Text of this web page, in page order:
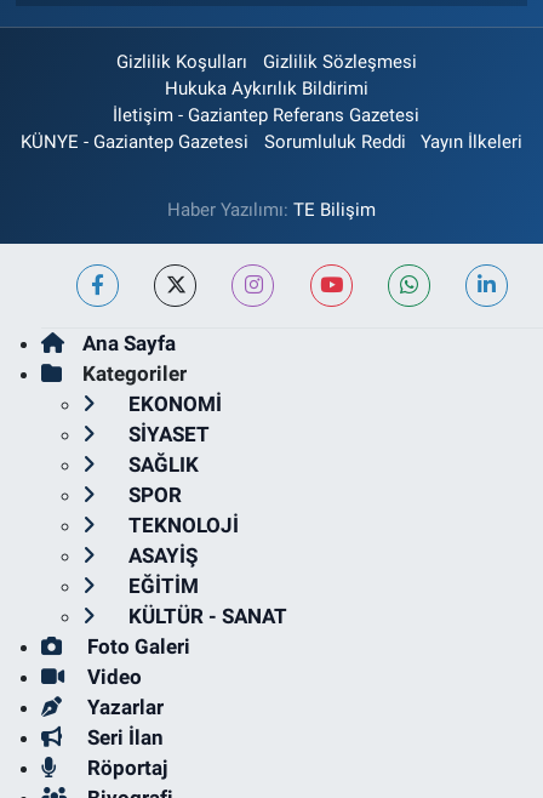
Gizlilik Koşulları
Gizlilik Sözleşmesi
Hukuka Aykırılık Bildirimi
İletişim - Gaziantep Referans Gazetesi
KÜNYE - Gaziantep Gazetesi
Sorumluluk Reddi Yayın İlkeleri
Haber Yazılımı: TE Bilişim
Ana Sayfa
Kategoriler
EKONOMİ
SİYASET
SAĞLIK
SPOR
TEKNOLOJİ
ASAYİŞ
EĞİTİM
KÜLTÜR - SANAT
Foto Galeri
Video
Yazarlar
Seri İlan
Röportaj